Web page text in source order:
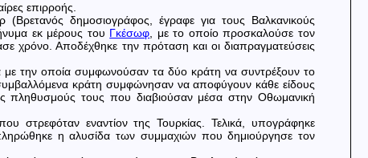
επιρροής.
δημοσιογράφος, έγραφε για τους Βαλκανικούς
εκ μέρους του Γκέσωφ , με το οποίο προσκαλούσε τον
χρόνο. Αποδέχθηκε την πρόταση και οι διαπραγματεύσεις
την οποία συμφωνούσαν τα δύο κράτη να συντρέξουν το
κράτη συμφώνησαν να αποφύγουν κάθε είδους
πληθυσμούς τους που διαβιούσαν μέσα στην Οθωμανική
στρεφόταν εναντίον της Τουρκίας. Τελικά, υπογράφηκε
η αλυσίδα των συμμαχιών που δημιούργησε τον